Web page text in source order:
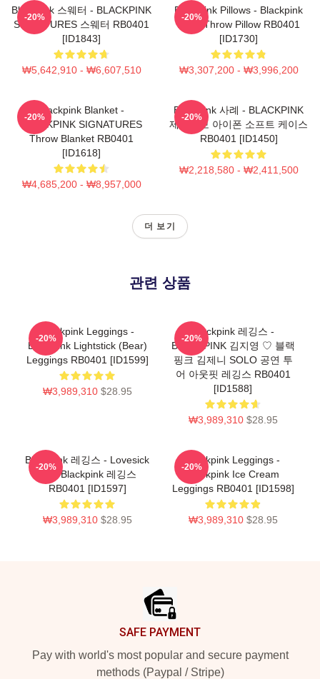
Blackpink 스웨터 - BLACKPINK
SIGNATURES 스웨터 RB0401
[ID1843]
₩5,642,910 - ₩6,607,510
-20%
Blackpink Pillows - Blackpink
Rosé Throw Pillow RB0401
[ID1730]
₩3,307,200 - ₩3,996,200
-20%
Blackpink Blanket -
BLACKPINK SIGNATURES
Throw Blanket RB0401
[ID1618]
₩4,685,200 - ₩8,957,000
-20%
Blackpink 사례 - BLACKPINK
제품정보 아이폰 소프트 케이스
RB0401 [ID1450]
₩2,218,580 - ₩2,411,500
-20%
더 보기
관련 상품
Blackpink Leggings -
Blackpink Lightstick (Bear)
Leggings RB0401 [ID1599]
₩3,989,310 $28.95
-20%
Blackpink 레깅스 -
BLACKPINK 김지영 ♡ 블랙
핑크 김제니 SOLO 공연 투
어 아웃핏 레깅스 RB0401
[ID1588]
₩3,989,310 $28.95
-20%
Blackpink 레깅스 - Lovesick
소녀 Blackpink 레깅스
RB0401 [ID1597]
₩3,989,310 $28.95
-20%
Blackpink Leggings -
Blackpink Ice Cream
Leggings RB0401 [ID1598]
₩3,989,310 $28.95
-20%
SAFE PAYMENT
Pay with world's most popular and secure payment
methods (Paypal / Stripe)